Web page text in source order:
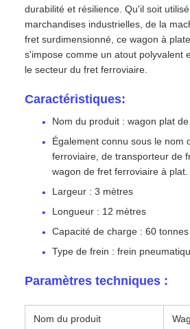
durabilité et résilience. Qu'il soit
marchandises industrielles, de la
fret surdimensionné, ce wagon à
s'impose comme un atout polyvalent
le secteur du fret ferroviaire.
Caractéristiques:
Nom du produit : wagon plat
Également connu sous le nom
ferroviaire, de transporteur de
wagon de fret ferroviaire à plat.
Largeur : 3 mètres
Longueur : 12 mètres
Capacité de charge : 60 tonnes
Type de frein : frein
Paramètres techniques :
Nom du produit